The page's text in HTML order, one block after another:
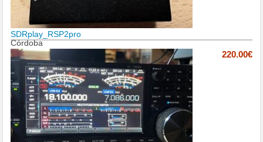
SDRplay_RSP2pro
Córdoba
220.00€